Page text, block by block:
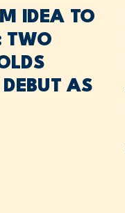
IDEA TO
TWO
DEBUT AS